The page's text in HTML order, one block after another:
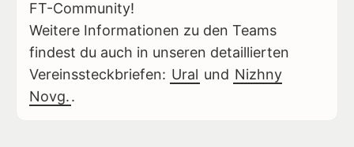
FT-Community!
Weitere Informationen zu den Teams
findest du auch in unseren detaillierten
Vereinssteckbriefen: Ural und Nizhny
Novg..